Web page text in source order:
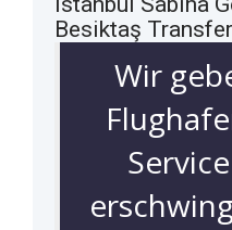
Besiktaş
Wir